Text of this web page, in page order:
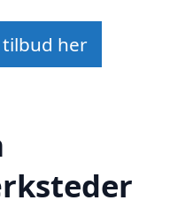
tilbud her